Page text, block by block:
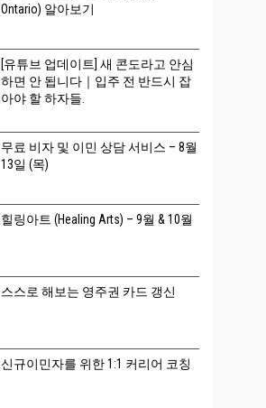
Ontario) 알아보기
[유튜브 업데이트] 새 콘도라고 안심
하면 안 됩니다｜입주 전 반드시 잡
아야 할 하자들.
무료 비자 및 이민 상담 서비스 – 8월
13일 (목)
힐링아트 (Healing Arts) – 9월 & 10월
스스로 해보는 영주권 카드 갱신
신규이민자를 위한 1:1 커리어 코칭